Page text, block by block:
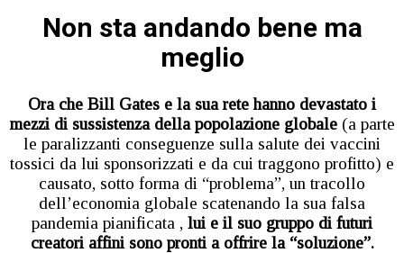
Non sta andando bene ma
meglio
Ora che Bill Gates e la sua rete hanno devastato i
mezzi di sussistenza della popolazione globale (a parte
le paralizzanti conseguenze sulla salute dei vaccini
tossici da lui sponsorizzati e da cui traggono profitto) e
causato, sotto forma di “problema”, un tracollo
dell’economia globale scatenando la sua falsa
pandemia pianificata , lui e il suo gruppo di futuri
creatori affini sono pronti a offrire la “soluzione”.